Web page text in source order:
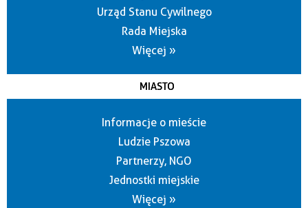
Urząd Stanu Cywilnego
Rada Miejska
Więcej »
MIASTO
Informacje o mieście
Ludzie Pszowa
Partnerzy, NGO
Jednostki miejskie
Więcej »